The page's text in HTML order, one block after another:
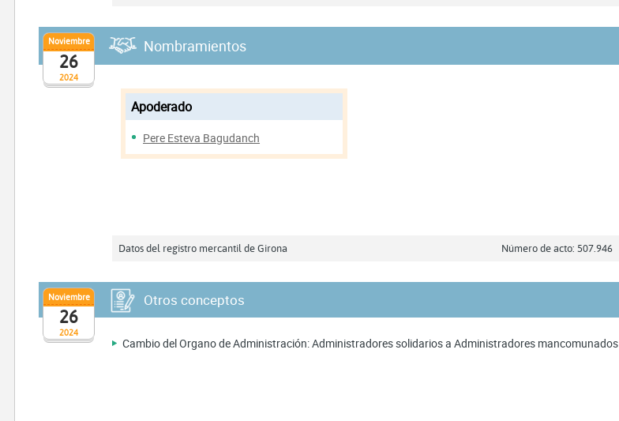
2024
Noviembre
26
Nombramientos
Apoderado
Pere Esteva Bagudanch
Datos del registro mercantil de Girona Número de acto: 507.946
2024
Noviembre
26
Otros conceptos
Cambio del Organo de Administración: Administradores solidarios a Administradores mancomunados